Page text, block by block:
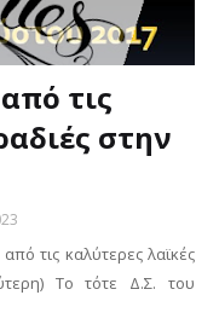
τις
στην
τις καλύτερες λαϊκές
Το τότε Δ.Σ. του